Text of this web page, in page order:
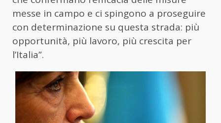
messe in campo e ci spingono a proseguire
con determinazione su questa strada: più
opportunità, più lavoro, più crescita per
l’Italia”.